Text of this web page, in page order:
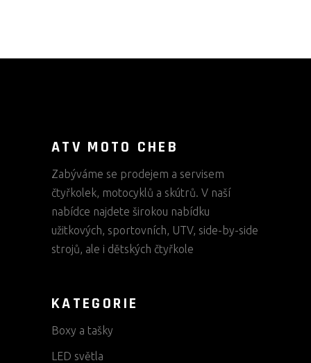
ATV MOTO CHEB
Zabýváme se prodejem a servisem
čtyřkolek, motocyklů a skútrů. V naší
nabídce najdete širokou nabídku
užitkových, sportovních, UTV, side-by-side
strojů, ale i dětských čtyřkole
KATEGORIE
Boxy a tašky
LED světla